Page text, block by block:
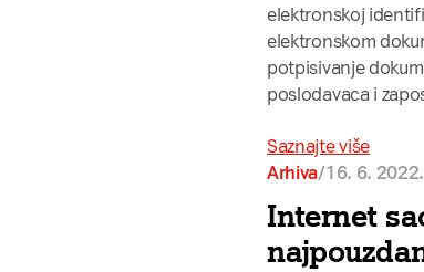
elektronskoj
elektronskom
potpisivanje
poslodavaca i
Saznajte više
Arhiva/16. 6. 2022.
Internet